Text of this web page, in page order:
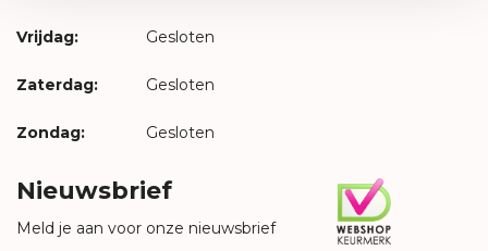
Vrijdag: Gesloten
Zaterdag: Gesloten
Zondag: Gesloten
Nieuwsbrief
Meld je aan voor onze nieuwsbrief